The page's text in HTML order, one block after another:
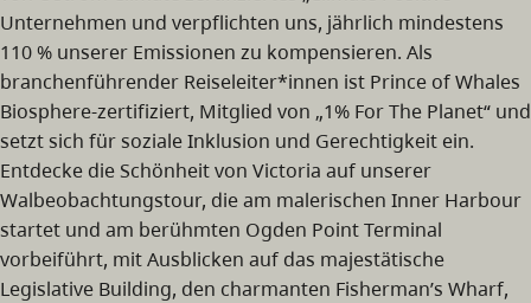
Unternehmen und verpflichten uns, jährlich mindestens
110 % unserer Emissionen zu kompensieren. Als
branchenführender Reiseleiter*innen ist Prince of Whales
Biosphere-zertifiziert, Mitglied von „1% For The Planet“ und
setzt sich für soziale Inklusion und Gerechtigkeit ein.
Entdecke die Schönheit von Victoria auf unserer
Walbeobachtungstour, die am malerischen Inner Harbour
startet und am berühmten Ogden Point Terminal
vorbeiführt, mit Ausblicken auf das majestätische
Legislative Building, den charmanten Fisherman’s Wharf,